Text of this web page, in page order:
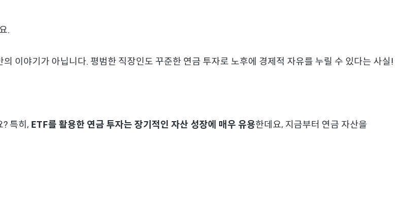
.
이야기가 아닙니다. 평범한 직장인도 꾸준한 연금 투자로 노후에 경제적 자유를 누릴 수 있다는 사실!
특히, ETF를 활용한 연금 투자는 장기적인 자산 성장에 매우 유용한데요, 지금부터 연금 자산을